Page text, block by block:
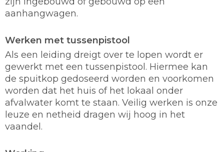
aanhangwagen.
Werken met tussenpistool
Als een leiding dreigt over te lopen wordt er
gewerkt met een tussenpistool. Hiermee kan
de spuitkop gedoseerd worden en voorkomen
worden dat het huis of het lokaal onder
afvalwater komt te staan. Veilig werken is onze
leuze en netheid dragen wij hoog in het
vaandel.